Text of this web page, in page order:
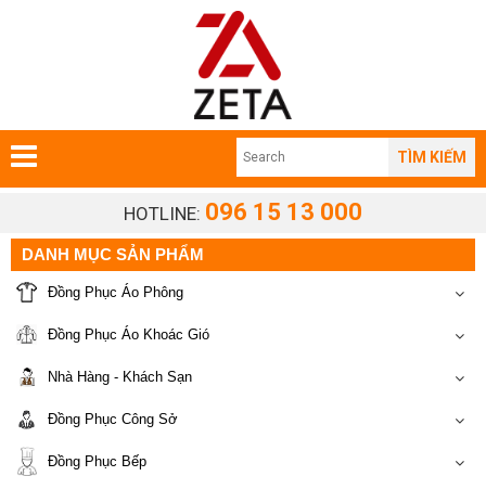
TÌM KIẾM
HOTLINE: 096 15 13 000
DANH MỤC SẢN PHẨM
Đồng Phục Áo Phông
Đồng Phục Áo Khoác Gió
Nhà Hàng - Khách Sạn
Đồng Phục Công Sở
Đồng Phục Bếp